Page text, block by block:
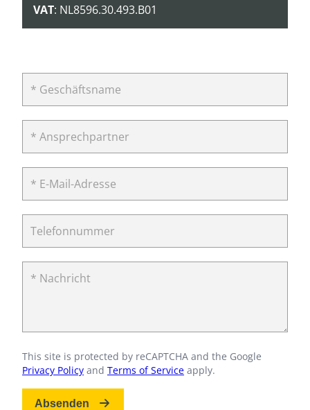
VAT: NL8596.30.493.B01
* Geschäftsname
* Ansprechpartner
* E-Mail-Adresse
Telefonnummer
* Nachricht
This site is protected by reCAPTCHA and the Google
Privacy Policy and Terms of Service apply.
Absenden